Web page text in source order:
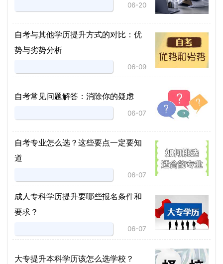
06-20
自考与其他学历提升方式的对比：优
势与劣势分析
06-09
自考常见问题解答：消除你的疑虑
06-07
自考专业怎么选？这些要点一定要知
道
06-07
成人专科学历提升要哪些报名条件和
要求？
06-07
大专提升本科学历该怎么选学校？